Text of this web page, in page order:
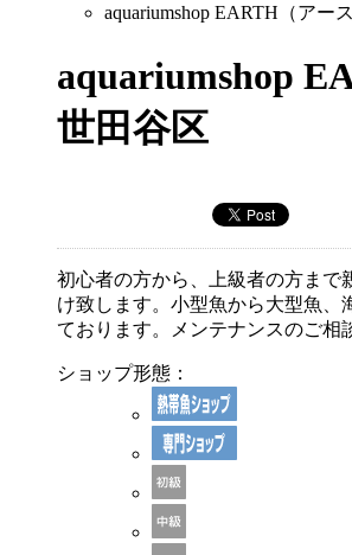
aquariumshop EARTH（アース
aquariumshop
世田谷区
初心者の方から、上級者の方まで
け致します。小型魚から大型魚、
ております。メンテナンスのご相
ショップ形態：